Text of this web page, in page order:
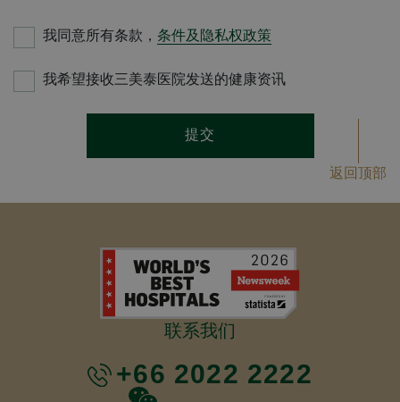
我同意所有条款， 条件及隐私权政策
我希望接收三美泰医院发送的健康资讯
提交
返回顶部
联系我们
+66 2022 2222